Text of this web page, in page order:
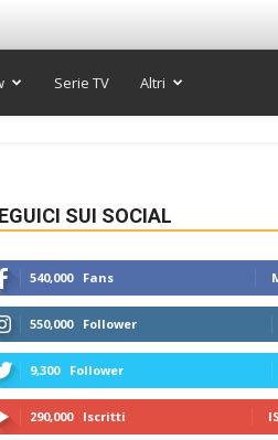
Serie TV Altri
SUI SOCIAL
540,000 Fans
550,000 Follower
9,300 Follower
290,000 Iscritti